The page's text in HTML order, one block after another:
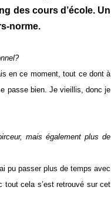
des cours d’école. Un
norme.
en ce moment, tout ce dont à
passe bien. Je vieillis, donc je
mais également plus de
pu passer plus de temps avec
cela s’est retrouvé sur cet